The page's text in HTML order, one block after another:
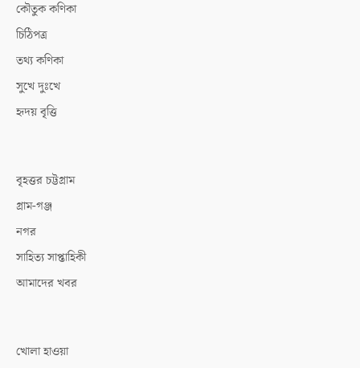
কৌতুক কণিকা
চিঠিপত্র
তথ্য কণিকা
সুখে দুঃখে
হৃদয় বৃত্তি
বৃহত্তর চট্টগ্রাম
গ্রাম-গঞ্জ
নগর
সাহিত্য সাপ্তাহিকী
আমাদের খবর
খোলা হাওয়া